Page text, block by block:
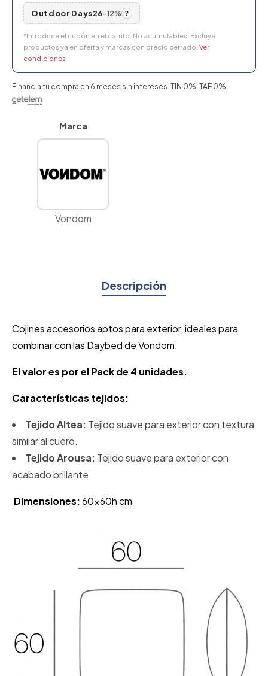
Outdoor Days26-12% ?
*Introduce el cupón en el carrito. No acumulables. Excluye
productos ya en oferta y marcas con precio cerrado. Ver
condiciones
Financia tu compra en 6 meses sin intereses. TIN 0%. TAE 0%
Marca
Vondom
Descripción
Cojines accesorios aptos para exterior, ideales para
combinar con las Daybed de Vondom.
El valor es por el Pack de 4 unidades.
Características tejidos:
Tejido Altea: Tejido suave para exterior con textura
similar al cuero.
Tejido Arousa: Tejido suave para exterior con
acabado brillante.
Dimensiones:60x60h cm